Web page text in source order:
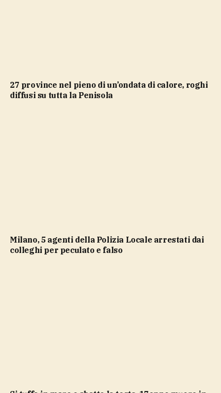
27 province nel pieno di un’ondata di calore, roghi
diffusi su tutta la Penisola
Milano, 5 agenti della Polizia Locale arrestati dai
colleghi per peculato e falso